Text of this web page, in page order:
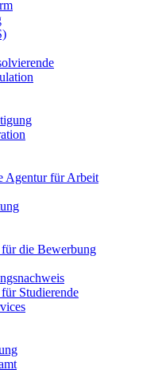
Agentur für Arbeit
die Bewerbung
Studierende